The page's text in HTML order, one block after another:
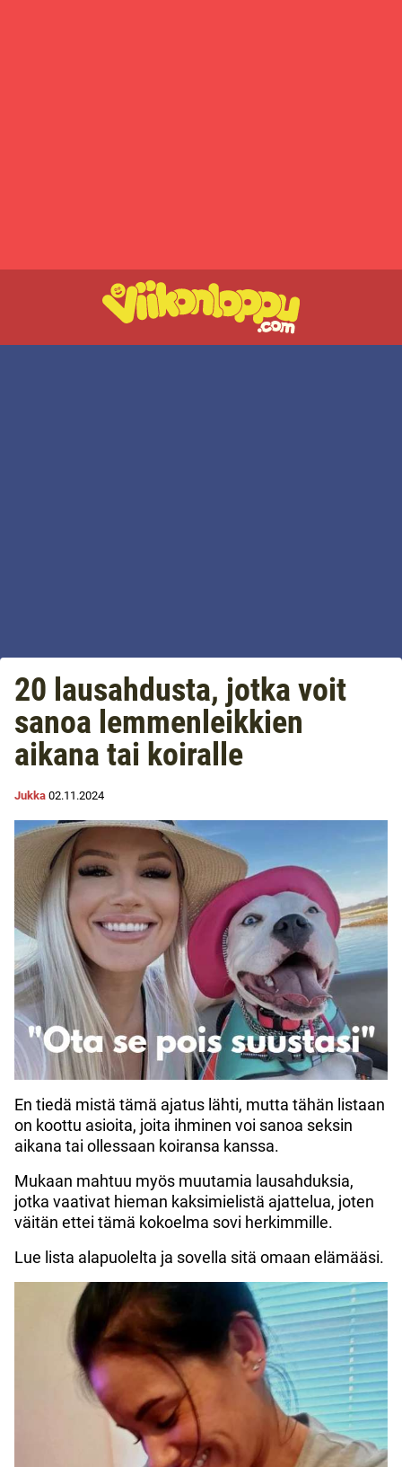
20 lausahdusta, jotka voit
sanoa lemmenleikkien
aikana tai koiralle
Jukka 02.11.2024
En tiedä mistä tämä ajatus lähti, mutta tähän listaan
on koottu asioita, joita ihminen voi sanoa seksin
aikana tai ollessaan koiransa kanssa.
Mukaan mahtuu myös muutamia lausahduksia,
jotka vaativat hieman kaksimielistä ajattelua, joten
väitän ettei tämä kokoelma sovi herkimmille.
Lue lista alapuolelta ja sovella sitä omaan elämääsi.